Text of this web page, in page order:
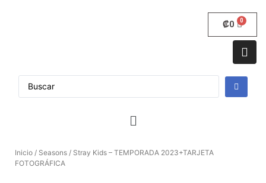
₡0
Inicio / Seasons / Stray Kids – TEMPORADA 2023+TARJETA
FOTOGRÁFICA